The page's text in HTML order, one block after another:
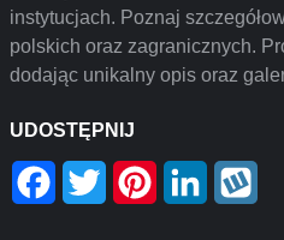
instytucjach. Poznaj
polskich oraz zagranicznych.
dodając unikalny opis oraz
UDOSTĘPNIJ
Facebook
Twitter PinterestLinkedIn